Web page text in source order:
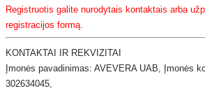
Registruotis galite nurodytais kontaktais arba
registracijos formą.
KONTAKTAI IR REKVIZITAI
​Įmonės pavadinimas: AVEVERA UAB, Įmonės
302634045,